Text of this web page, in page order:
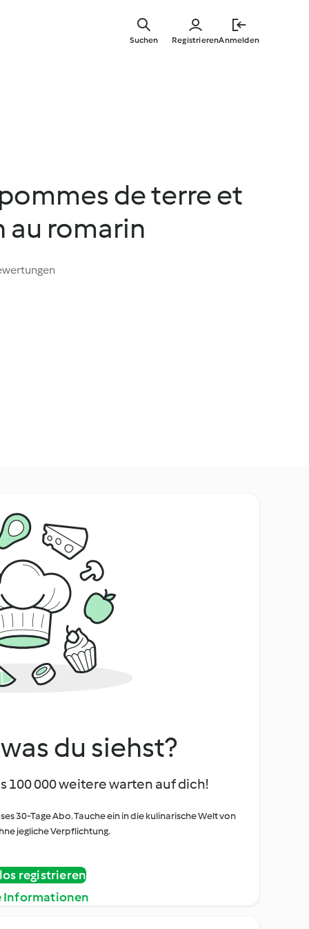
RegistrierenAnmelden
Suchen
de terre et
romarin
du siehst?
100 000 weitere warten auf dich!
30-Tage Abo. Tauche ein in die kulinarische Welt von
jegliche Verpflichtung.
registrieren
Informationen